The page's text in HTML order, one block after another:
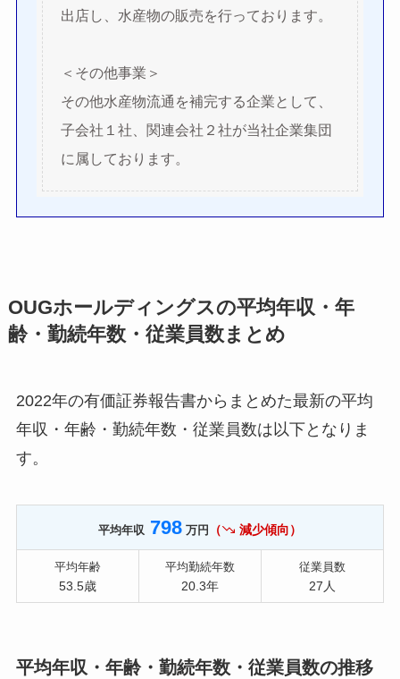
出店し、水産物の販売を行っております。
＜その他事業＞
その他水産物流通を補完する企業として、
子会社１社、関連会社２社が当社企業集団
に属しております。
OUGホールディングスの平均年収・年
齢・勤続年数・従業員数まとめ
2022年の有価証券報告書からまとめた最新の平均
年収・年齢・勤続年数・従業員数は以下となりま
す。
平均年収 798 万円 （ 減少傾向）
平均年齢
53.5歳
平均勤続年数
20.3年
従業員数
27人
平均年収・年齢・勤続年数・従業員数の推移